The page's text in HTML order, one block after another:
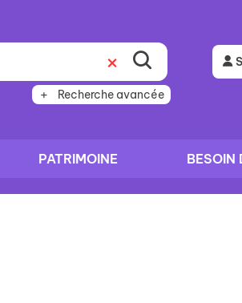
Recherche avancée
PATRIMOINE BESOIN